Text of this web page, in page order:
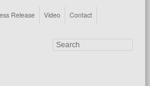
Release Video Contact